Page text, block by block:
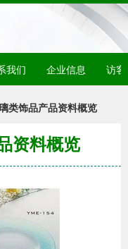
我们 企业信息 访客
类饰品产品资料概览
资料概览